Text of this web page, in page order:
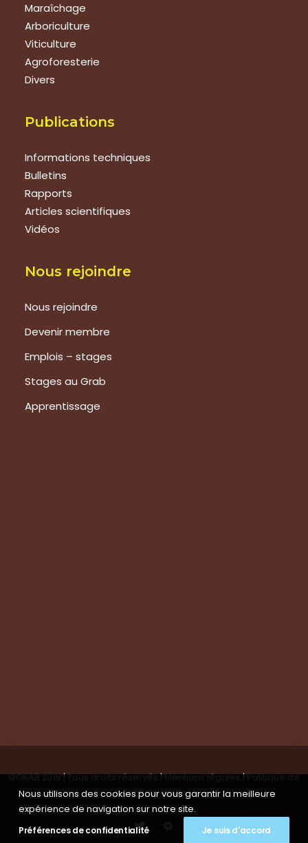
Maraîchage
Arboriculture
Viticulture
Agroforesterie
Divers
Publications
Informations techniques
Bulletins
Rapports
Articles scientifiques
Vidéos
Nous rejoindre
Nous rejoindre
Devenir membre
Emplois – stages
Stages au Grab
Apprentissage
©GRAB 2018 | Tous droits réservés |Mentions légales|Politique de
confidentialité
Nous utilisons des cookies pour vous garantir la meilleure
expérience de navigation sur notre site.
Préférences de confidentialité Je suis d'accord